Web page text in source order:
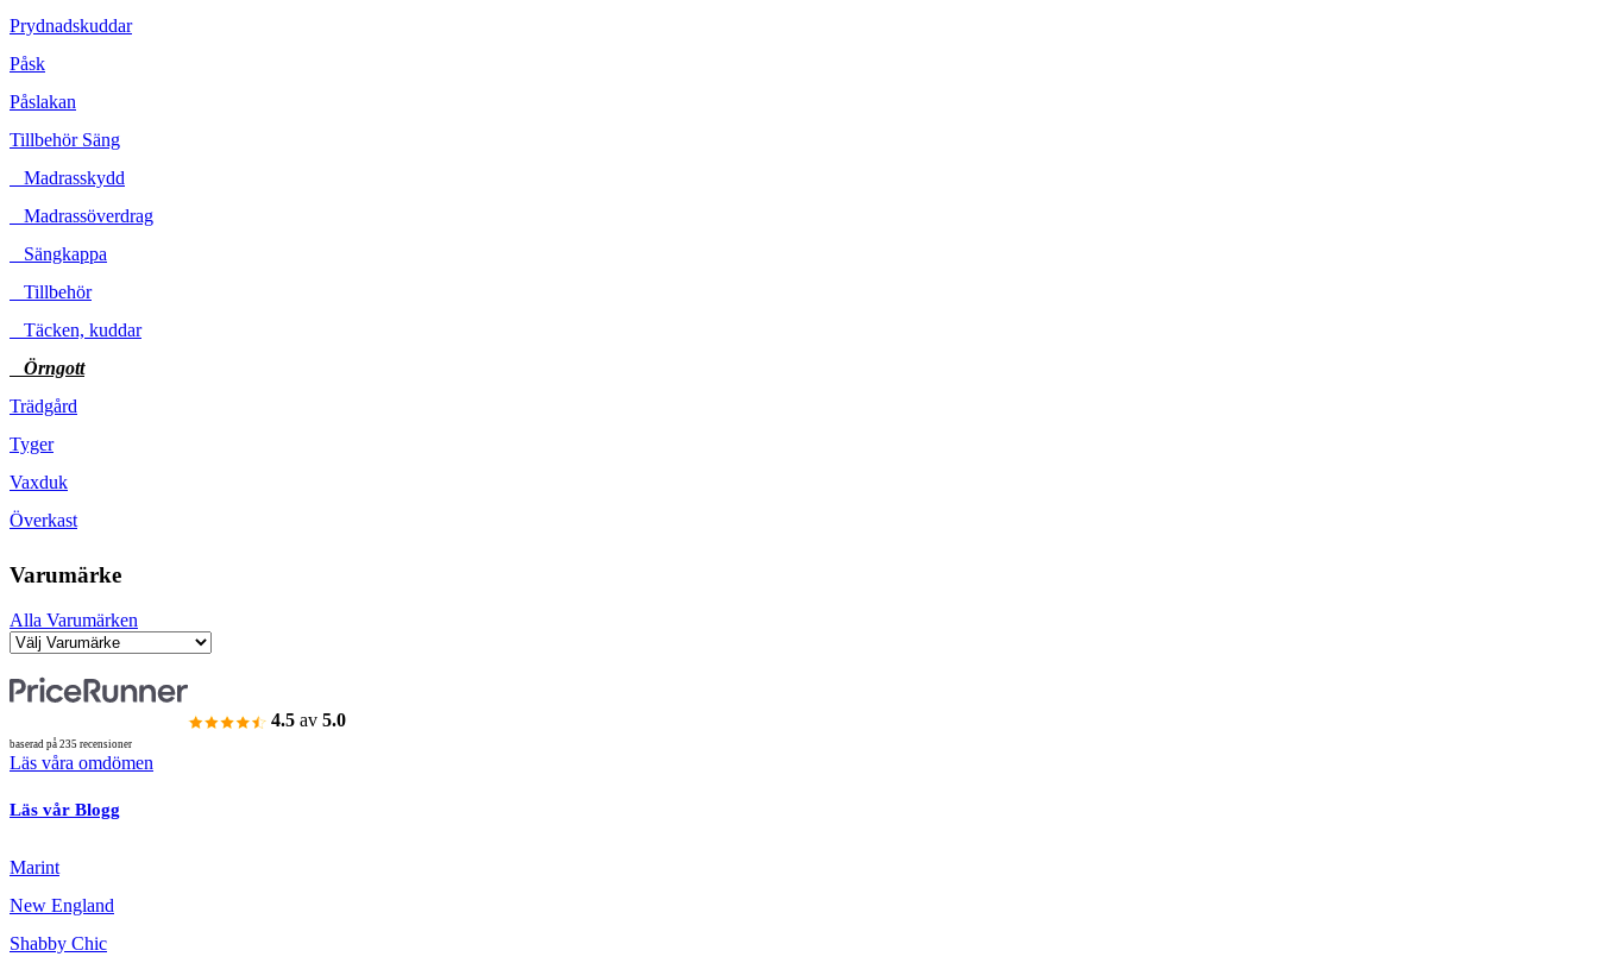
Prydnadskuddar
Påsk
Påslakan
Tillbehör Säng
Madrasskydd
Madrassöverdrag
Sängkappa
Tillbehör
Täcken, kuddar
Örngott
Trädgård
Tyger
Vaxduk
Överkast
Varumärke
Alla Varumärken
4.5 av 5.0
baserad på 235 recensioner
Läs våra omdömen
Läs vår Blogg
Marint
New England
Shabby Chic